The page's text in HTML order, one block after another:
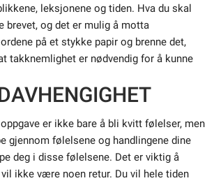
leksjonene og tiden. Hva du skal
brevet, og det er mulig å motta
på et stykke papir og brenne det,
takknemlighet er nødvendig for å kunne
er ikke bare å bli kvitt følelser, men
gjennom følelsene og handlingene dine
deg i disse følelsene. Det er viktig å
ikke være noen retur. Du vil hele tiden